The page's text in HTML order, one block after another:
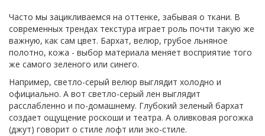
Часто мы зацикливаемся на оттенке, забывая о ткани. В
современных трендах текстура играет роль почти такую же
важную, как сам цвет. Бархат, велюр, грубое льняное
полотно, кожа - выбор материала меняет восприятие того
же самого зеленого или синего.
Например, светло-серый велюр выглядит холодно и
официально. А вот светло-серый лен выглядит
расслабленно и по-домашнему. Глубокий зеленый бархат
создает ощущение роскоши и театра. А оливковая рогожка
(джут) говорит о стиле лофт или эко-стиле.